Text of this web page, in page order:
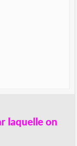
laquelle on